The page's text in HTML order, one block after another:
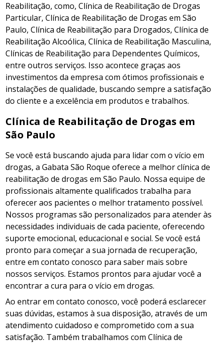
Reabilitação, como, Clínica de Reabilitação de Drogas
Particular, Clínica de Reabilitação de Drogas em São
Paulo, Clínica de Reabilitação para Drogados, Clínica de
Reabilitação Alcoólica, Clínica de Reabilitação Masculina,
Clínicas de Reabilitação para Dependentes Químicos,
entre outros serviços. Isso acontece graças aos
investimentos da empresa com ótimos profissionais e
instalações de qualidade, buscando sempre a satisfação
do cliente e a excelência em produtos e trabalhos.
Clínica de Reabilitação de Drogas em
São Paulo
Se você está buscando ajuda para lidar com o vício em
drogas, a Gabata São Roque oferece a melhor clínica de
reabilitação de drogas em São Paulo. Nossa equipe de
profissionais altamente qualificados trabalha para
oferecer aos pacientes o melhor tratamento possível.
Nossos programas são personalizados para atender às
necessidades individuais de cada paciente, oferecendo
suporte emocional, educacional e social. Se você está
pronto para começar a sua jornada de recuperação,
entre em contato conosco para saber mais sobre
nossos serviços. Estamos prontos para ajudar você a
encontrar a cura para o vício em drogas.
Ao entrar em contato conosco, você poderá esclarecer
suas dúvidas, estamos à sua disposição, através de um
atendimento cuidadoso e comprometido com a sua
satisfação. Também trabalhamos com Clínica de